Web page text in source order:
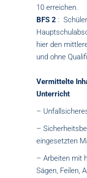
10 erreichen.
BFS 2 :
hier den
und ohne
Vermittelte
Unterricht
–
–
eingesetzten
– Arbeiten mit
Sägen, Feilen,